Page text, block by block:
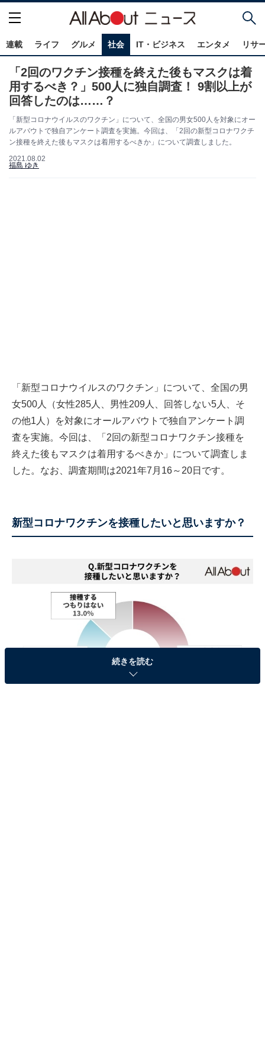
連載 ライフ グルメ 社会 IT・ビジネス エンタメ リサ
「2回のワクチン接種を終えた後もマスクは着
用するべき？」500人に独自調査！ 9割以上が
回答したのは……？
「新型コロナウイルスのワクチン」について、全国の男女500人を対象にオー
ルアバウトで独自アンケート調査を実施。今回は、「2回の新型コロナワクチ
ン接種を終えた後もマスクは着用するべきか」について調査しました。
2021.08.02
福島 ゆき
「新型コロナウイルスのワクチン」について、全国の男
女500人（女性285人、男性209人、回答しない5人、そ
の他1人）を対象にオールアバウトで独自アンケート調
査を実施。今回は、「2回の新型コロナワクチン接種を
終えた後もマスクは着用するべきか」について調査しま
した。なお、調査期間は2021年7月16～20日です。
新型コロナワクチンを接種したいと思いますか？
続きを読む